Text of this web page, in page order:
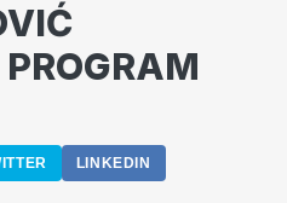
LINKEDIN